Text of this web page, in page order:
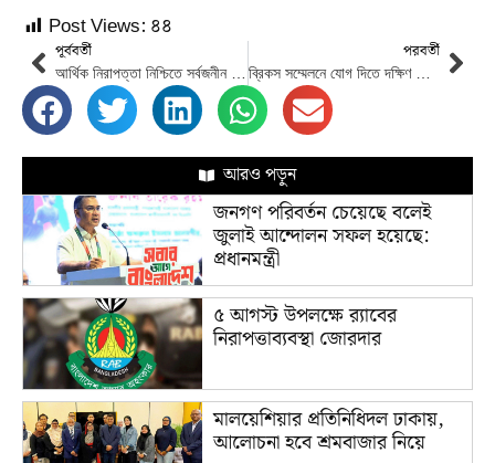
Post Views: ৪৪
পূর্ববর্তী
আর্থিক নিরাপত্তা নিশ্চিতে সর্বজনীন পেনশন কার্যক্রম উদ্বোধন করলেন প্রধানমন্ত্রী
পরবর্তী
ব্রিকস সম্মেলনে যোগ দিতে দক্ষিণ আফ্রিকার উদ্দেশ্যে ঢাকা ছেড়েছেন প্রধানমন্ত্রী
আরও পড়ুন
জনগণ পরিবর্তন চেয়েছে বলেই
জুলাই আন্দোলন সফল হয়েছে:
প্রধানমন্ত্রী
৫ আগস্ট উপলক্ষে র‌্যাবের
নিরাপত্তাব্যবস্থা জোরদার
মালয়েশিয়ার প্রতিনিধিদল ঢাকায়,
আলোচনা হবে শ্রমবাজার নিয়ে